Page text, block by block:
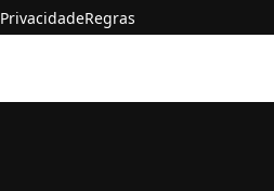
PrivacidadeRegras